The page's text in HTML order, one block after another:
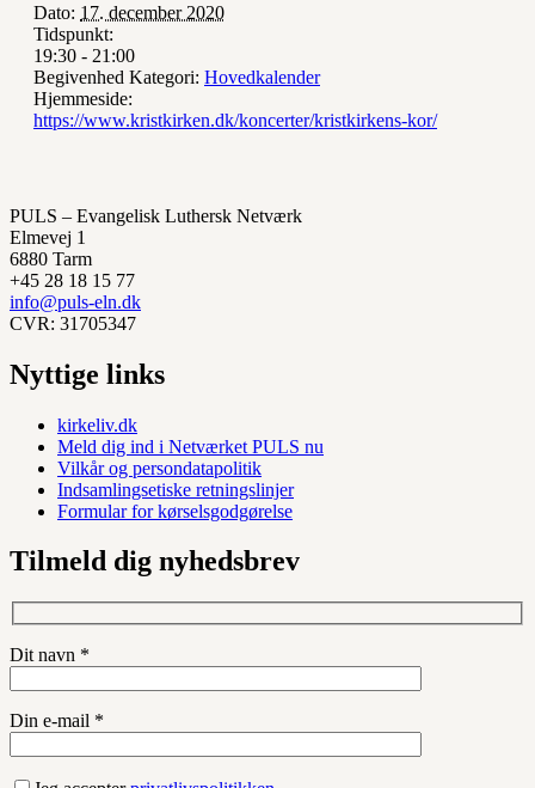
Dato: 17. december 2020
Tidspunkt:
19:30 - 21:00
Begivenhed Kategori: Hovedkalender
Hjemmeside:
https://www.kristkirken.dk/koncerter/kristkirkens-kor/
PULS – Evangelisk Luthersk Netværk
Elmevej 1
6880 Tarm
+45 28 18 15 77
info@puls-eln.dk
CVR: 31705347
Nyttige links
kirkeliv.dk
Meld dig ind i Netværket PULS nu
Vilkår og persondatapolitik
Indsamlingsetiske retningslinjer
Formular for kørselsgodgørelse
Tilmeld dig nyhedsbrev
Dit navn *
Din e-mail *